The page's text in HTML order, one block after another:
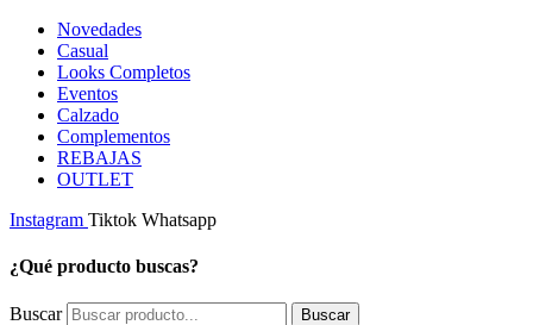
Novedades
Casual
Looks Completos
Eventos
Calzado
Complementos
REBAJAS
OUTLET
Instagram Tiktok Whatsapp
¿Qué producto buscas?
Buscar Buscar